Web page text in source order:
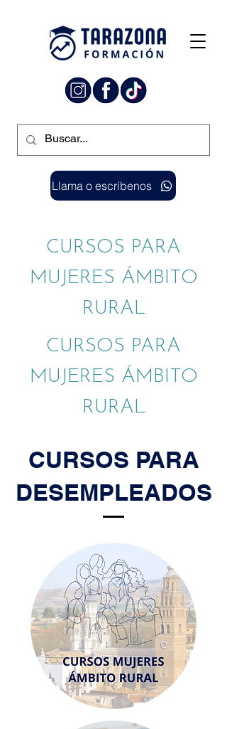
Llama o escríbenos
CURSOS PARA
MUJERES ÁMBITO
RURAL
CURSOS PARA
MUJERES ÁMBITO
RURAL
CURSOS PARA
DESEMPLEADOS